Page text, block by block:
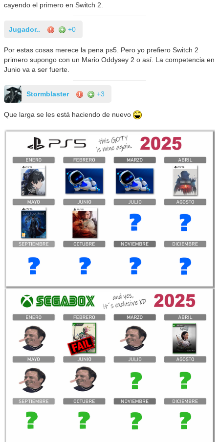
cayendo el primero en Switch 2.
Jugador.. +0
Por estas cosas merece la pena ps5. Pero yo prefiero Switch 2
primero supongo con un Mario Oddysey 2 o así. La competencia en
Junio va a ser fuerte.
Stormblaster +3
Que larga se les está haciendo de nuevo